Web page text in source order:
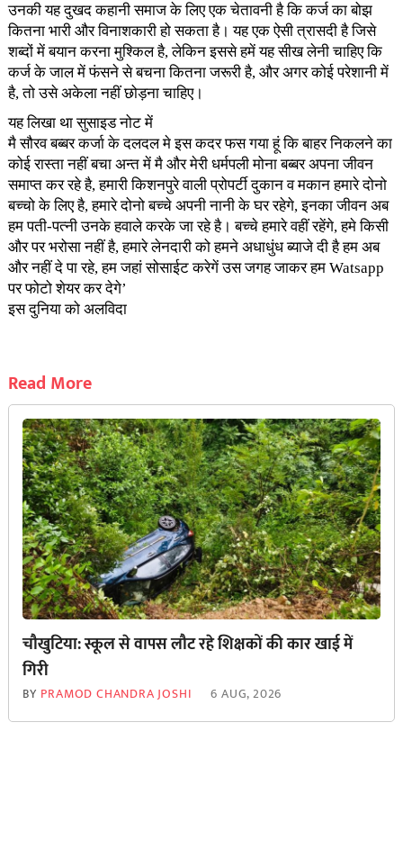
उनकी यह दुखद कहानी समाज के लिए एक चेतावनी है कि कर्ज का बोझ
कितना भारी और विनाशकारी हो सकता है। यह एक ऐसी त्रासदी है जिसे
शब्दों में बयान करना मुश्किल है, लेकिन इससे हमें यह सीख लेनी चाहिए कि
कर्ज के जाल में फंसने से बचना कितना जरूरी है, और अगर कोई परेशानी में
है, तो उसे अकेला नहीं छोड़ना चाहिए।
यह लिखा था सुसाइड नोट में
मै सौरव बब्बर कर्जा के दलदल मे इस कदर फस गया हूं कि बाहर निकलने का
कोई रास्ता नहीं बचा अन्त में मै और मेरी धर्मपली मोना बब्बर अपना जीवन
समाप्त कर रहे है, हमारी किशनपुरे वाली प्रोपर्टी दुकान व मकान हमारे दोनो
बच्चो के लिए है, हमारे दोनो बच्चे अपनी नानी के घर रहेगे, इनका जीवन अब
हम पती-पत्नी उनके हवाले करके जा रहे है। बच्चे हमारे वहीं रहेंगे, हमे किसी
और पर भरोसा नहीं है, हमारे लेनदारी को हमने अधाधुंध ब्याजे दी है हम अब
और नहीं दे पा रहे, हम जहां सोसाईट करेगें उस जगह जाकर हम Watsapp
पर फोटो शेयर कर देगे’
इस दुनिया को अलविदा
Read More
चौखुटिया: स्कूल से वापस लौट रहे शिक्षकों की कार खाई में
गिरी
BY PRAMOD CHANDRA JOSHI 6 AUG, 2026